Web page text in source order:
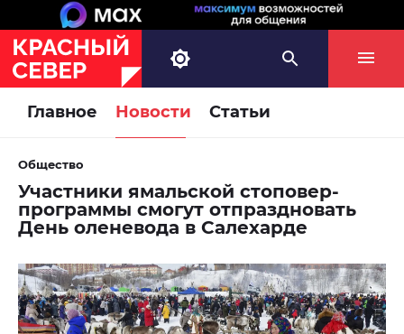
Главное Новости Статьи
Общество
Участники ямальской стоповер-
программы смогут отпраздновать
День оленевода в Салехарде